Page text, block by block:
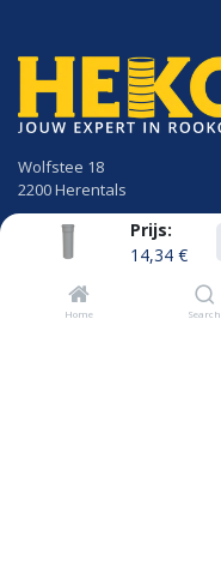
Prijs:
14,34€
Home Search
Wolfstee 18
2200 Herentals
014/23.50.41
info@hekon.be
BTW BE 0456.631.656